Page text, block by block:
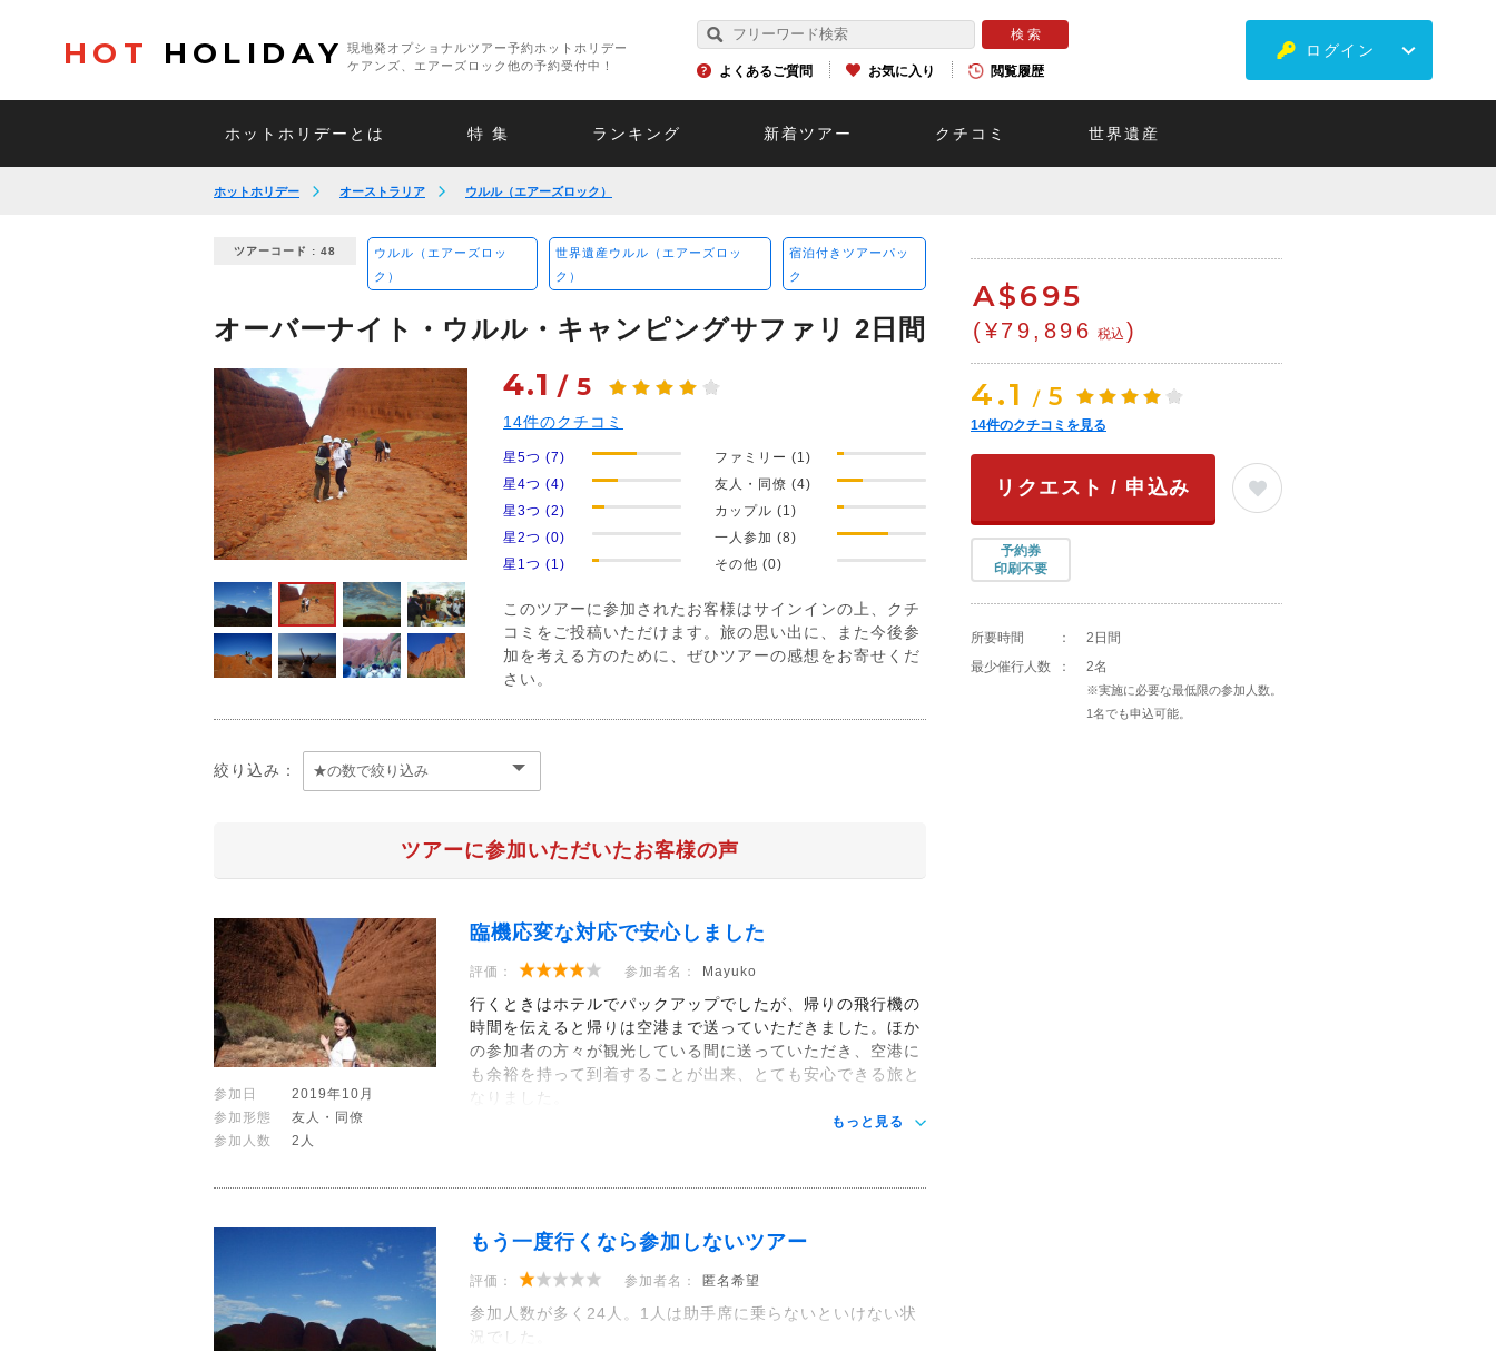
HOT HOLIDAY
現地発オプショナルツアー予約ホットホリデー
ケアンズ、エアーズロック他の予約受付中！
よくあるご質問 お気に入り 閲覧履歴
ログイン
ホットホリデーとは 特 集 ランキング 新着ツアー クチコミ 世界遺産
ホットホリデー オーストラリア ウルル（エアーズロック）
ツアーコード : 48
ウルル（エアーズロッ
ク）
世界遺産ウルル（エアーズロッ
ク）
宿泊付きツアーパッ
ク
オーバーナイト・ウルル・キャンピングサファリ 2日間
4.1 / 5
14件のクチコミ
星5つ (7)
星4つ (4)
星3つ (2)
星2つ (0)
星1つ (1)
ファミリー (1)
友人・同僚 (4)
カップル (1)
一人参加 (8)
その他 (0)
このツアーに参加されたお客様はサインインの上、クチ
コミをご投稿いただけます。旅の思い出に、また今後参
加を考える方のために、ぜひツアーの感想をお寄せくだ
さい。
絞り込み：
ツアーに参加いただいたお客様の声
臨機応変な対応で安心しました
評価： 参加者名： Mayuko
行くときはホテルでパックアップでしたが、帰りの飛行機の
時間を伝えると帰りは空港まで送っていただきました。ほか
の参加者の方々が観光している間に送っていただき、空港に
も余裕を持って到着することが出来、とても安心できる旅と
なりました。
もっと見る
参加日
2019年10月
参加形態
友人・同僚
参加人数
2人
もう一度行くなら参加しないツアー
評価： 参加者名： 匿名希望
参加人数が多く24人。1人は助手席に乗らないといけない状
況でした。
A$695
(¥79,896 税込 )
4.1 / 5
14件のクチコミを見る
リクエスト / 申込み
予約券
印刷不要
所要時間 ：
2日間
最少催行人数
： 2名
※実施に必要な最低限の参加人数。
1名でも申込可能。